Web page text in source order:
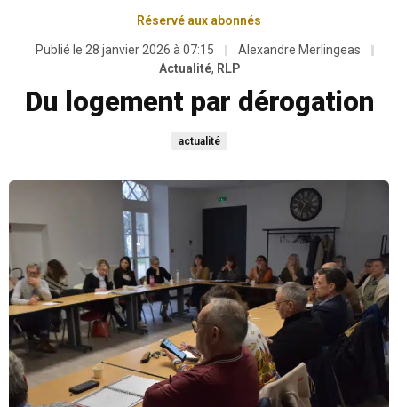
Réservé aux abonnés
Publié le 28 janvier 2026 à 07:15
Alexandre Merlingeas
Actualité, RLP
Du logement par dérogation
actualité